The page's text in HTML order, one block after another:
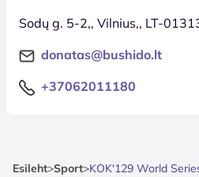
Sodų g. 5-2,, Vilnius,, LT-
donatas@bushido.lt
+37062011180
Esileht>Sport>KOK'129 World